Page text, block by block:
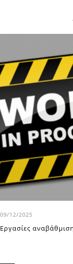
09/12/2025
Εργασίες